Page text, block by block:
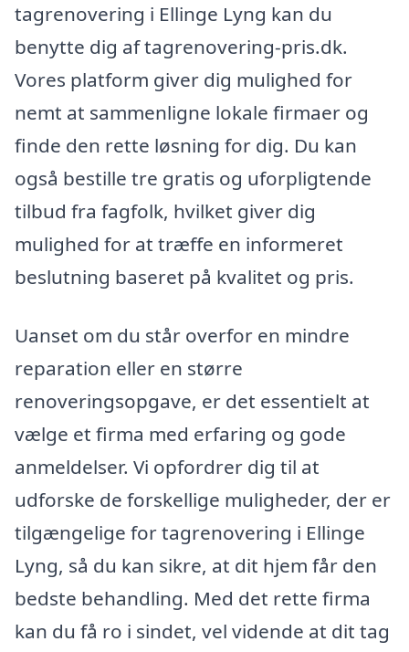
tagrenovering i Ellinge Lyng kan du
benytte dig af tagrenovering-pris.dk.
Vores platform giver dig mulighed for
nemt at sammenligne lokale firmaer og
finde den rette løsning for dig. Du kan
også bestille tre gratis og uforpligtende
tilbud fra fagfolk, hvilket giver dig
mulighed for at træffe en informeret
beslutning baseret på kvalitet og pris.
Uanset om du står overfor en mindre
reparation eller en større
renoveringsopgave, er det essentielt at
vælge et firma med erfaring og gode
anmeldelser. Vi opfordrer dig til at
udforske de forskellige muligheder, der er
tilgængelige for tagrenovering i Ellinge
Lyng, så du kan sikre, at dit hjem får den
bedste behandling. Med det rette firma
kan du få ro i sindet, vel vidende at dit tag